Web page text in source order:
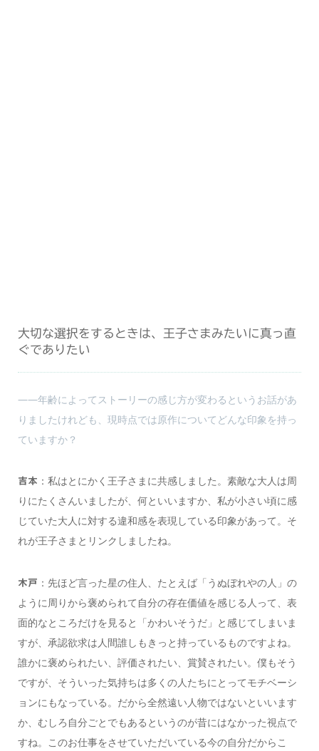
大切な選択をするときは、王子さまみたいに真っ直
ぐでありたい
――年齢によってストーリーの感じ方が変わるというお話があ
りましたけれども、現時点では原作についてどんな印象を持っ
ていますか？
吉本 ：私はとにかく王子さまに共感しました。素敵な大人は周
りにたくさんいましたが、何といいますか、私が小さい頃に感
じていた大人に対する違和感を表現している印象があって。そ
れが王子さまとリンクしましたね。
木戸 ：先ほど言った星の住人、たとえば「うぬぼれやの人」の
ように周りから褒められて自分の存在価値を感じる人って、表
面的なところだけを見ると「かわいそうだ」と感じてしまいま
すが、承認欲求は人間誰しもきっと持っているものですよね。
誰かに褒められたい、評価されたい、賞賛されたい。僕もそう
ですが、そういった気持ちは多くの人たちにとってモチベーシ
ョンにもなっている。だから全然遠い人物ではないといいます
か、むしろ自分ごとでもあるというのが昔にはなかった視点で
すね。このお仕事をさせていただいている今の自分だからこ